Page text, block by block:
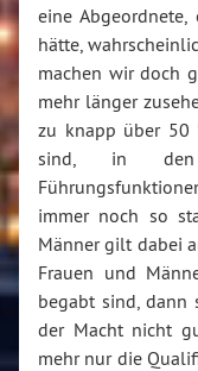
eine
hätte,
machen wir doch
mehr länger
zu knapp über 50
sind, in den
immer noch so
Männer gilt dabei
Frauen und
begabt sind,
der Macht nicht
mehr nur die